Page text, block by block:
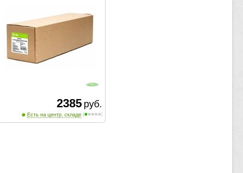
2385 руб.
Есть на центр. складе